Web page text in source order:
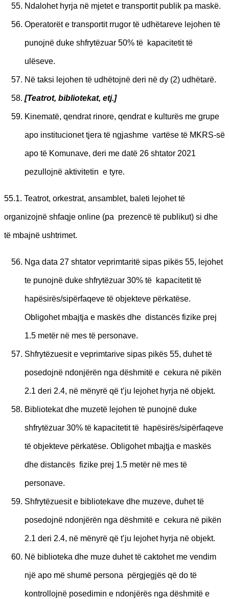
Ndalohet hyrja në mjetet e transportit publik pa maskë.
Operatorët e transportit rrugor të udhëtareve lejohen të
punojnë duke shfrytëzuar 50% të kapacitetit të
ulëseve.
Në taksi lejohen të udhëtojnë deri në dy (2) udhëtarë.
[Teatrot, bibliotekat, etj.]
Kinematë, qendrat rinore, qendrat e kulturës me grupe
apo institucionet tjera të ngjashme vartëse të MKRS-së
apo të Komunave, deri me datë 26 shtator 2021
pezullojnë aktivitetin e tyre.
55.1. Teatrot, orkestrat, ansamblet, baleti lejohet të
organizojnë shfaqje online (pa prezencë të publikut) si dhe
të mbajnë ushtrimet.
Nga data 27 shtator veprimtaritë sipas pikës 55, lejohet
te punojnë duke shfrytëzuar 30% të kapacitetit të
hapësirës/sipërfaqeve të objekteve përkatëse.
Obligohet mbajtja e maskës dhe distancës fizike prej
1.5 metër në mes të personave.
Shfrytëzuesit e veprimtarive sipas pikës 55, duhet të
posedojnë ndonjërën nga dëshmitë e cekura në pikën
2.1 deri 2.4, në mënyrë që t’ju lejohet hyrja në objekt.
Bibliotekat dhe muzetë lejohen të punojnë duke
shfrytëzuar 30% të kapacitetit të hapësirës/sipërfaqeve
të objekteve përkatëse. Obligohet mbajtja e maskës
dhe distancës fizike prej 1.5 metër në mes të
personave.
Shfrytëzuesit e bibliotekave dhe muzeve, duhet të
posedojnë ndonjërën nga dëshmitë e cekura në pikën
2.1 deri 2.4, në mënyrë që t’ju lejohet hyrja në objekt.
Në biblioteka dhe muze duhet të caktohet me vendim
një apo më shumë persona përgjegjës që do të
kontrollojnë posedimin e ndonjërës nga dëshmitë e